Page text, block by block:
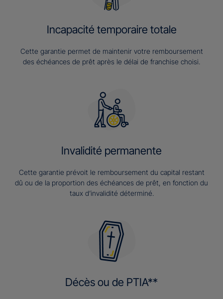
Incapacité temporaire totale
Cette garantie permet de maintenir votre remboursement
des échéances de prêt après le délai de franchise choisi.
Invalidité permanente
Cette garantie prévoit le remboursement du capital restant
dû ou de la proportion des échéances de prêt, en fonction du
taux d’invalidité déterminé.
Décès ou de PTIA**